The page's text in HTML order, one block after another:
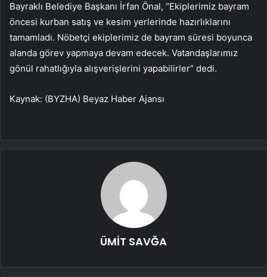
Bayraklı Belediye Başkanı İrfan Önal, “Ekiplerimiz bayram
öncesi kurban satış ve kesim yerlerinde hazırlıklarını
tamamladı. Nöbetçi ekiplerimiz de bayram süresi boyunca
alanda görev yapmaya devam edecek. Vatandaşlarımız
gönül rahatlığıyla alışverişlerini yapabilirler” dedi.
Kaynak: (BYZHA) Beyaz Haber Ajansı
ÜMİT SAVĞA